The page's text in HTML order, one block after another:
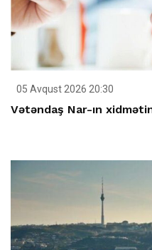
05 Avqust 2026 20:30
Vətəndaş Nar-ın